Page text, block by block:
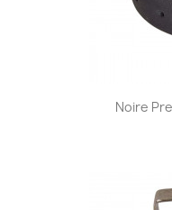
Noire